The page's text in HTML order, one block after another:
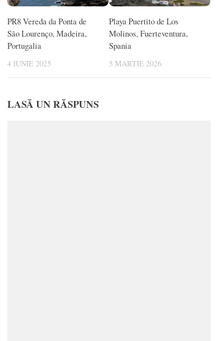
PR8 Vereda da Ponta de
São Lourenço, Madeira,
Portugalia
4 IUNIE 2025
Playa Puertito de Los
Molinos, Fuerteventura,
Spania
5 MARTIE 2026
LASĂ UN RĂSPUNS